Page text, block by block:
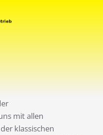
mit allen
klassischen